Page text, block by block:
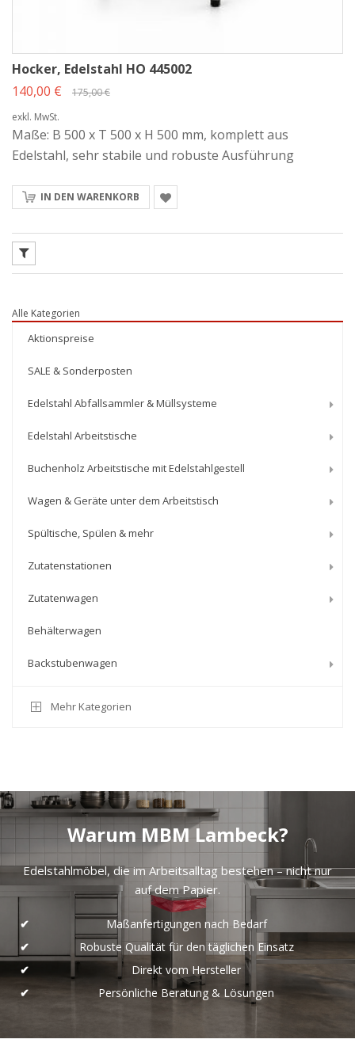
Hocker, Edelstahl HO 445002
140,00 €
175,00 €
exkl. MwSt.
Maße: B 500 x T 500 x H 500 mm, komplett aus
Edelstahl, sehr stabile und robuste Ausführung
IN DEN WARENKORB
Alle Kategorien
Aktionspreise
SALE & Sonderposten
Edelstahl Abfallsammler & Müllsysteme
Edelstahl Arbeitstische
Buchenholz Arbeitstische mit Edelstahlgestell
Wagen & Geräte unter dem Arbeitstisch
Spültische, Spülen & mehr
Zutatenstationen
Zutatenwagen
Behälterwagen
Backstubenwagen
Mehr Kategorien
Warum MBM Lambeck?
Edelstahlmöbel, die im Arbeitsalltag bestehen – nicht nur
auf dem Papier.
Maßanfertigungen nach Bedarf
Robuste Qualität für den täglichen Einsatz
Direkt vom Hersteller
Persönliche Beratung & Lösungen